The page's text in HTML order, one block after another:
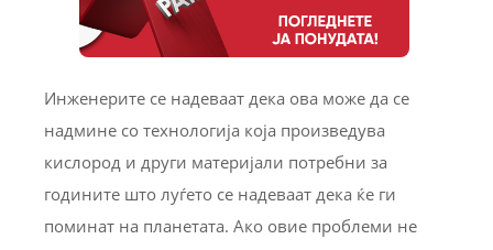
Инженерите се надеваат дека ова може да се
надмине со технологија која произведува
кислород и други материјали потребни за
годините што луѓето се надеваат дека ќе ги
поминат на планетата. Ако овие проблеми не